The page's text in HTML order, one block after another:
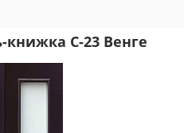
С-23 Венге